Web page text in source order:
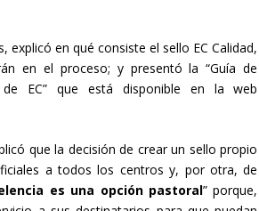
explicó en qué consiste el sello EC Calidad,
en el proceso; y presentó la “Guía de
EC” que está disponible en la web
que la decisión de crear un sello propio
a todos los centros y, por otra, de
es una opción pastoral” porque,